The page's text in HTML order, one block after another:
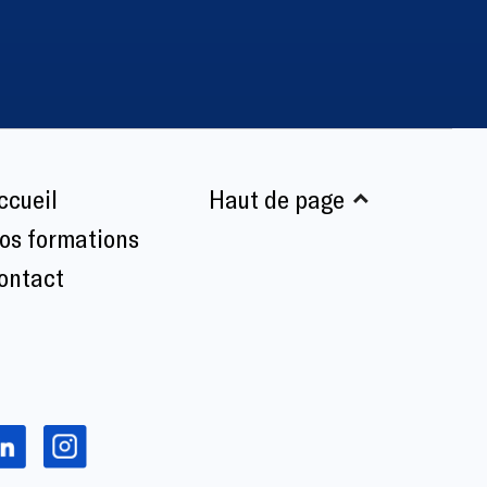
formations
Haut de page